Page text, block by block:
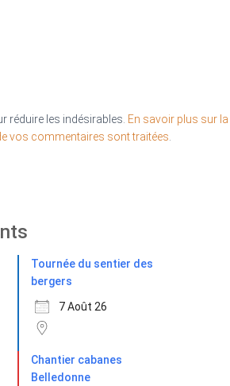
réduire les indésirables. En savoir plus sur la
vos commentaires sont traitées
Tournée du sentier des
bergers
7 Août 26
Chantier cabanes
Belledonne